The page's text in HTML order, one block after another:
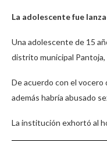
La adolescente fue
Una adolescente de 15
distrito municipal
De acuerdo con el vocero
además habría abusado
La institución exhortó al